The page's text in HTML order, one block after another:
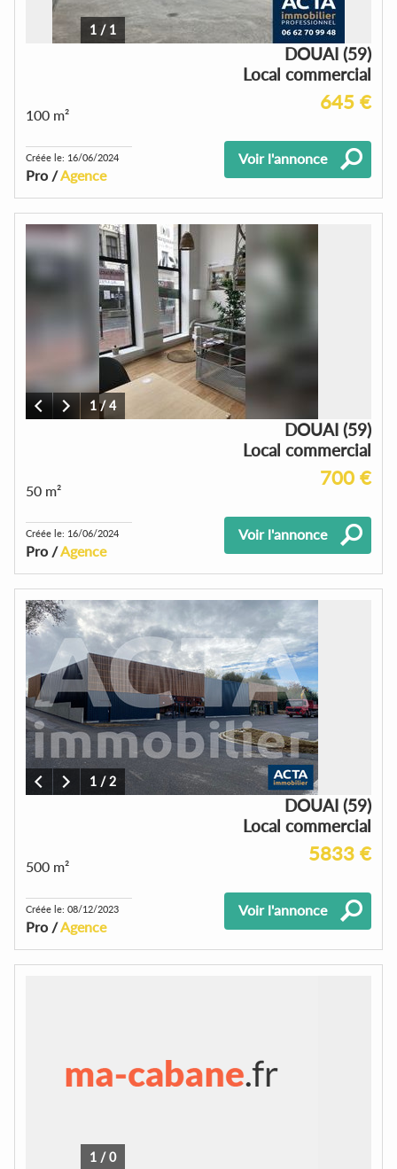
1 / 1
DOUAI (59)
Local commercial
645 €
100 m²
Créée le: 16/06/2024
Pro /Agence
Voir l'annonce
1/4
DOUAI (59)
Local commercial
700 €
50 m²
Créée le: 16/06/2024
Pro /Agence
Voir l'annonce
1 /2
DOUAI (59)
Local commercial
5833 €
500 m²
Créée le: 08/12/2023
Pro /Agence
Voir l'annonce
1 /0